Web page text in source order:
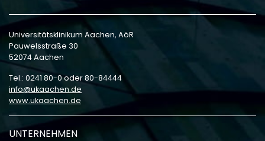
Universitätsklinikum Aachen, AöR
Pauwelsstraße 30
52074 Aachen
Tel.: 0241 80-0 oder 80-84444
info
ukaachen de
www.ukaachen.de
UNTERNEHMEN